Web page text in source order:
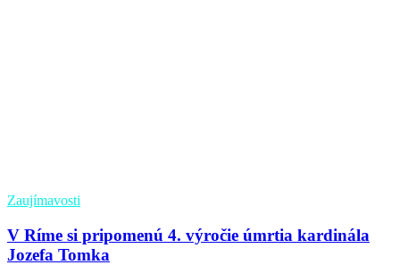
Zaujímavosti
V Ríme si pripomenú 4. výročie úmrtia kardinála
Jozefa Tomka